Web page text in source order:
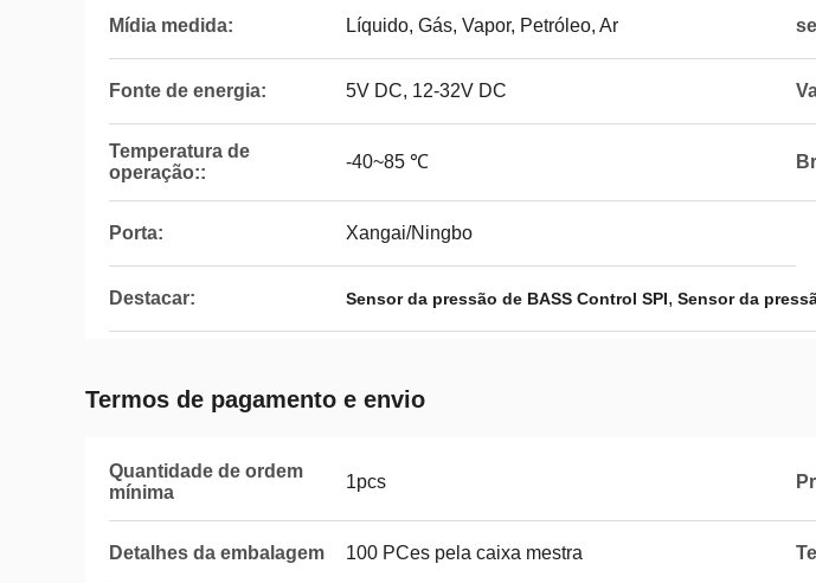
Mídia medida: Líquido, Gás, Vapor, Petróleo, Ar
Fonte de energia: 5V DC, 12-32V DC
Temperatura de
operação::
-40~85 ℃
Porta: Xangai/Ningbo
Destacar: Sensor da pressão de BASS Control SPI, Sensor da
Termos de pagamento e envio
Quantidade de ordem
mínima
1pcs
Detalhes da embalagem 100 PCes pela caixa mestra